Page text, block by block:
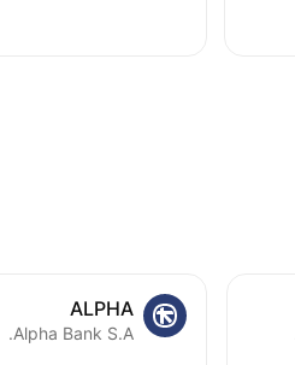
ALPHA
Alpha Bank S.A.